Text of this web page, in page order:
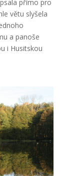
přímo pro
větu slyšela
a panoše
i Husitskou